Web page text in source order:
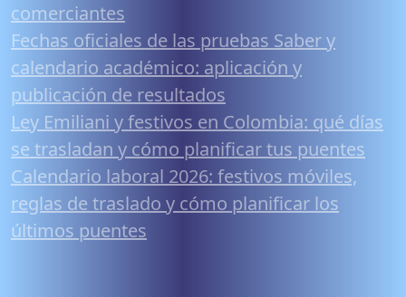
comerciantes
Fechas oficiales de las pruebas Saber y
calendario académico: aplicación y
publicación de resultados
Ley Emiliani y festivos en Colombia: qué días
se trasladan y cómo planificar tus puentes
Calendario laboral 2026: festivos móviles,
reglas de traslado y cómo planificar los
últimos puentes